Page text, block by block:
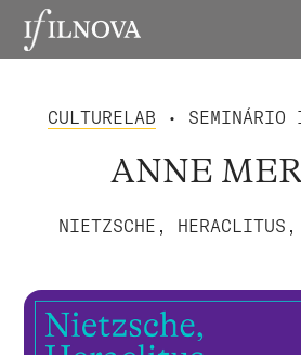
CULTURELAB • SEMINÁRIO
ANNE
NIETZSCHE, HERACLITUS,